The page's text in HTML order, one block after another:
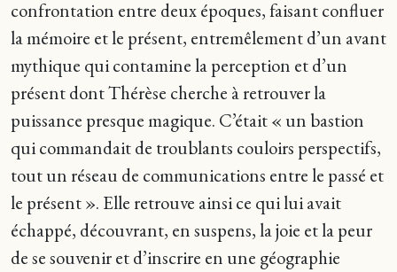
confrontation entre deux époques, faisant confluer
la mémoire et le présent, entremêlement d’un avant
mythique qui contamine la perception et d’un
présent dont Thérèse cherche à retrouver la
puissance presque magique. C’était « un bastion
qui commandait de troublants couloirs perspectifs,
tout un réseau de communications entre le passé et
le présent ». Elle retrouve ainsi ce qui lui avait
échappé, découvrant, en suspens, la joie et la peur
de se souvenir et d’inscrire en une géographie